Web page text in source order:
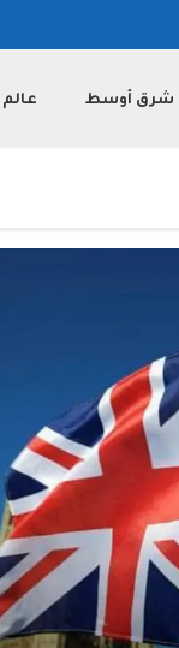
شرق أوسط عالم